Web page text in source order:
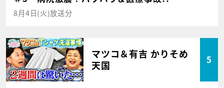
8月4日(火)放送分
マツコ＆有吉 かりそめ
天国
5